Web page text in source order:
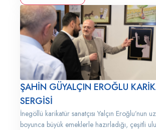
ŞAHİN GÜYALÇIN EROĞLU
SERGİSİ
İnegöllü karikatür sanatçısı Yalçın Eroğlu’nun
boyunca büyük emeklerle hazırladığı, çeşitli